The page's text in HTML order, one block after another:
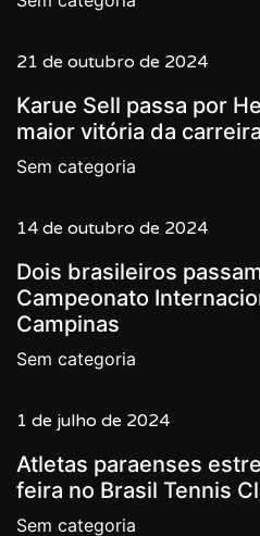
21 de outubro de 2024
Karue Sell passa por
maior vitória da carreira
Sem categoria
14 de outubro de 2024
Dois brasileiros
Campeonato
Campinas
Sem categoria
1 de julho de 2024
Atletas paraenses
feira no Brasil Tennis
Sem categoria